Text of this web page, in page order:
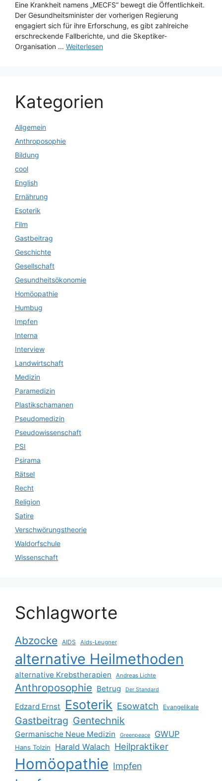
Eine Krankheit namens „MECFS“ bewegt die Öffentlichkeit.
Der Gesundheitsminister der vorherigen Regierung
engagiert sich für ihre Erforschung, es gibt zahlreiche
erschreckende Fallberichte, und die Skeptiker-
Organisation ... Weiterlesen
Kategorien
Allgemein
Anthroposophie
Bildung
cool
English
Ernährung
Esoterik
Film
Gastbeitrag
Geschichte
Gesellschaft
Gesundheitsökonomie
Homöopathie
Humbug
Impfen
Interna
Interview
Landwirtschaft
Medizin
Paramedizin
Plastikschamanen
Pseudomedizin
Pseudowissenschaft
PSI
Psirama
Rätsel
Recht
Religion
Satire
Verschwörungstheorie
Waldorfschule
Wissenschaft
Schlagworte
Abzocke AIDS Aids-Leugner
alternative Heilmethoden
alternative Krebstherapien Andreas Lichte
Anthroposophie Betrug Der Standard
Edzard Ernst Esoterik Esowatch Evangelikale
Gastbeitrag Gentechnik
Germanische Neue Medizin Greenpeace GWUP
Hans Tolzin Harald Walach Heilpraktiker
Homöopathie Impfen